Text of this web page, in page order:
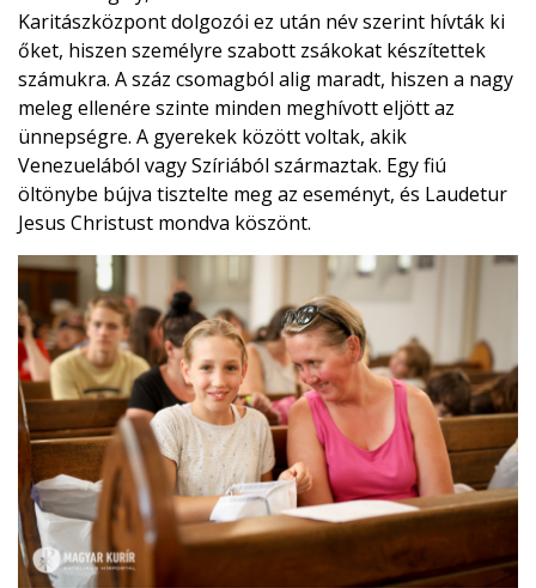
Karitászközpont dolgozói ez után név szerint hívták ki
őket, hiszen személyre szabott zsákokat készítettek
számukra. A száz csomagból alig maradt, hiszen a nagy
meleg ellenére szinte minden meghívott eljött az
ünnepségre. A gyerekek között voltak, akik
Venezuelából vagy Szíriából származtak. Egy fiú
öltönybe bújva tisztelte meg az eseményt, és Laudetur
Jesus Christust mondva köszönt.